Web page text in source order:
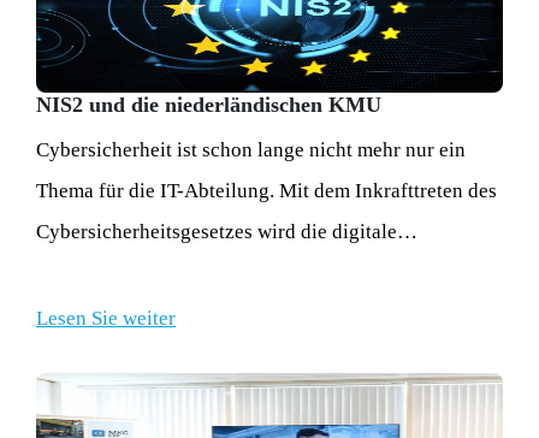
NIS2 und die niederländischen KMU
Cybersicherheit ist schon lange nicht mehr nur ein
Thema für die IT-Abteilung. Mit dem Inkrafttreten des
Cybersicherheitsgesetzes wird die digitale
Verantwortung der Vorstände und
Lesen Sie weiter